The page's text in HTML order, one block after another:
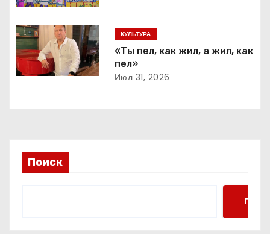
п
о
з
и
с
КУЛЬТУРА
«Ты пел, как жил, а жил, как
пел»
Июл 31, 2026
Поиск
Поиск